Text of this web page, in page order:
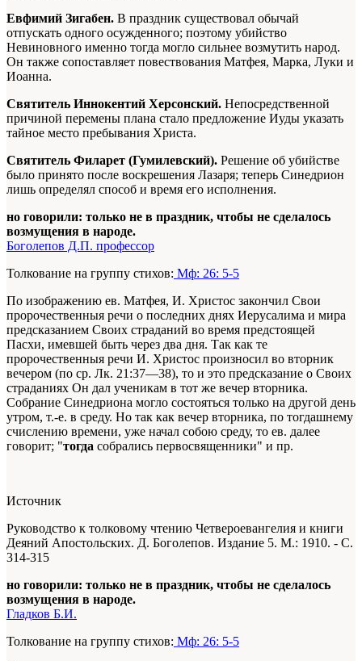
Евфимий Зигабен. В праздник существовал обычай
отпускать одного осужденного; поэтому убийство
Невиновного именно тогда могло сильнее возмутить народ.
Он также сопоставляет повествования Матфея, Марка, Луки и
Иоанна.
Святитель Иннокентий Херсонский. Непосредственной
причиной перемены плана стало предложение Иуды указать
тайное место пребывания Христа.
Святитель Филарет (Гумилевский). Решение об убийстве
было принято после воскрешения Лазаря; теперь Синедрион
лишь определял способ и время его исполнения.
но говорили: только не в праздник, чтобы не сделалось
возмущения в народе.
Боголепов Д.П. профессор
Толкование на группу стихов: Мф: 26: 5-5
По изображению ев. Матфея, И. Христос закончил Свои
пророчественныя речи о последних днях Иерусалима и мира
предсказанием Своих страданий во время предстоящей
Пасхи, имевшей быть через два дня. Так как те
пророчественныя речи И. Христос произносил во вторник
вечером (по ср. Лк. 21:37—38), то и это предсказание о Своих
страданиях Он дал ученикам в тот же вечер вторника.
Собрание Синедриона могло состояться только на другой день
утром, т.-е. в среду. Но так как вечер вторника, по тогдашнему
счислению времени, уже начал собою среду, то ев. далее
говорит; "тогда собрались первосвященники" и пр.
Источник
Руководство к толковому чтению Четвероевангелия и книги
Деяний Апостольских. Д. Боголепов. Издание 5. М.: 1910. - С.
314-315
но говорили: только не в праздник, чтобы не сделалось
возмущения в народе.
Гладков Б.И.
Толкование на группу стихов: Мф: 26: 5-5